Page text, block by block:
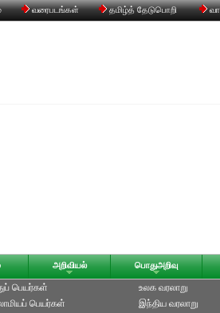
வரைபடங்கள் தமிழ்த் தேடுபொறி
அறிவியல் பொதுஅறிவு
பெயர்கள்
பெயர்கள்
உலக வரலாறு
இந்திய வரலாறு